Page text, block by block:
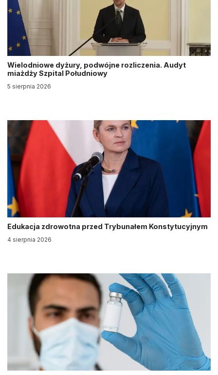
Wielodniowe dyżury, podwójne rozliczenia. Audyt
miażdży Szpital Południowy
5 sierpnia 2026
Edukacja zdrowotna przed Trybunałem Konstytucyjnym
4 sierpnia 2026